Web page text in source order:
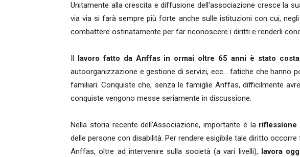
Unitamente alla crescita e diffusione dell'associazione cresce la
via via si farà sempre più forte anche sulle istituzioni con cui,
combattere ostinatamente per far riconoscere i diritti e renderli
lavoro fatto da Anffas in ormai oltre 65 anni è stato
autoorganizzazione e gestione di servizi, ecc… fatiche che hanno
familiari. Conquiste che, senza le famiglie Anffas, difficilmente
conquiste vengono messe seriamente in discussione.
Nella storia recente dell’Associazione, importante è la riflessione
delle persone con disabilità. Per rendere esigibile tale diritto
Anffas, oltre ad intervenire sulla società (a vari livelli), lavora